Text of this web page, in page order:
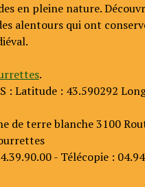
en pleine nature.
alentours qui ont
.
: Latitude : 43.590292
de terre blanche 3100
- Télécopie :